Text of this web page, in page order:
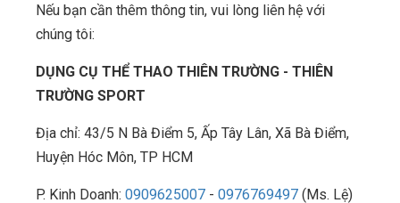
Nếu bạn cần thêm thông tin, vui lòng liên hệ với
chúng tôi:
DỤNG CỤ THỂ THAO THIÊN TRƯỜNG - THIÊN
TRƯỜNG SPORT
Địa chỉ: 43/5 N Bà Điểm 5, Ấp Tây Lân, Xã Bà Điểm,
Huyện Hóc Môn, TP HCM
P. Kinh Doanh: 0909625007 - 0976769497 (Ms. Lệ)